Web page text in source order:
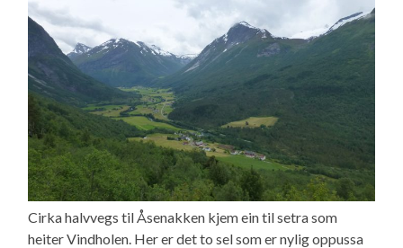
Cirka halvvegs til Åsenakken kjem ein til setra som
heiter Vindholen. Her er det to sel som er nylig oppussa